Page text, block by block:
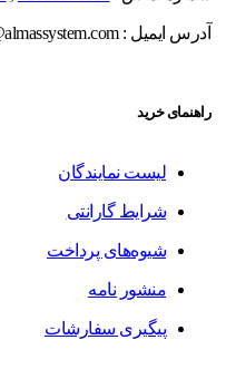
آدرس ایمیل : info@almassystem.com
راهنمای خرید
لیست نمایندگان
شرایط گارانتی
شیوه‌های پرداخت
منشور نامه
پیگیری سفارشات